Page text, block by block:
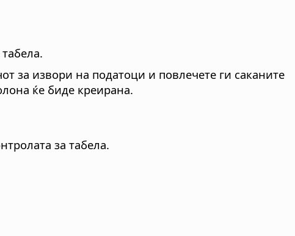
за извори на податоци и повлечете ги саканите
ќе биде креирана.
за табела.